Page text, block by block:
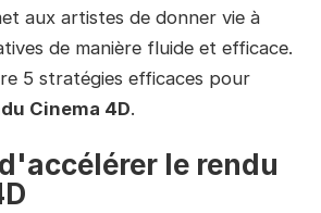
aux artistes de donner vie à
de manière fluide et efficace.
5 stratégies efficaces pour
Cinema 4D.
le rendu